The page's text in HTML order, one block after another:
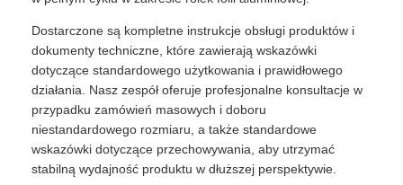
Dostarczone są kompletne instrukcje obsługi produktów i
dokumenty techniczne, które zawierają wskazówki
dotyczące standardowego użytkowania i prawidłowego
działania. Nasz zespół oferuje profesjonalne konsultacje w
przypadku zamówień masowych i doboru
niestandardowego rozmiaru, a także standardowe
wskazówki dotyczące przechowywania, aby utrzymać
stabilną wydajność produktu w dłuższej perspektywie.